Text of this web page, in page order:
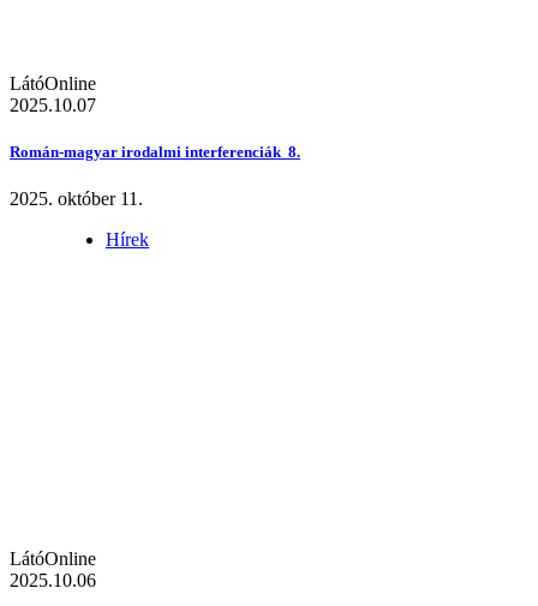
LátóOnline
2025.10.07
Román-magyar irodalmi interferenciák 8.
2025. október 11.
Hírek
LátóOnline
2025.10.06